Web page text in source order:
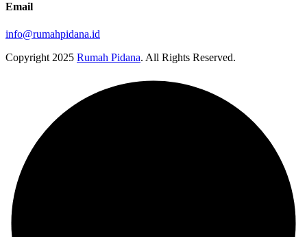
Email
info@rumahpidana.id
Copyright 2025 Rumah Pidana. All Rights Reserved.